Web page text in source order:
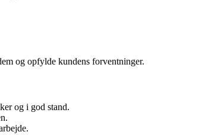
og opfylde kundens forventninger.
og i god stand.